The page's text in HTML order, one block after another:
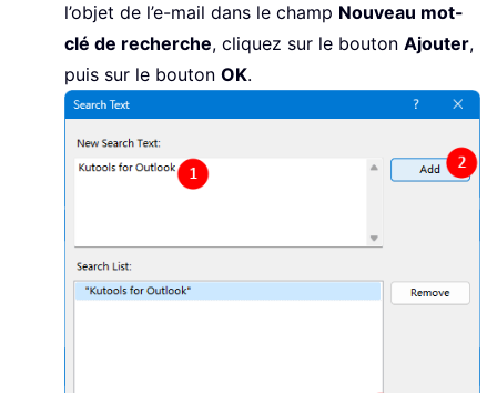
l’objet de l’e-mail dans le champ Nouveau mot-
clé de recherche, cliquez sur le bouton Ajouter,
puis sur le bouton OK.